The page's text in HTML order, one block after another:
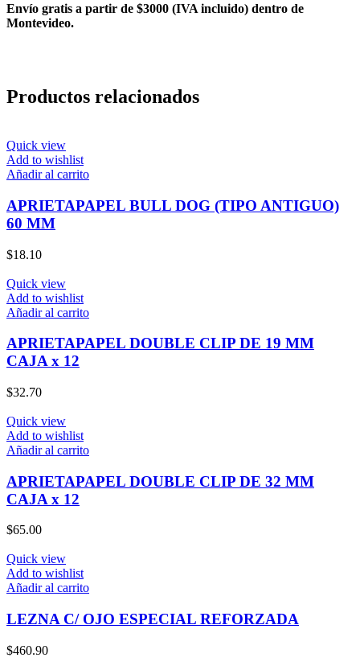
Envío gratis a partir de $3000 (IVA incluido) dentro de
Montevideo.
Productos relacionados
Quick view
Add to wishlist
Añadir al carrito
APRIETAPAPEL BULL DOG (TIPO ANTIGUO)
60 MM
$18.10
Quick view
Add to wishlist
Añadir al carrito
APRIETAPAPEL DOUBLE CLIP DE 19 MM
CAJA x 12
$32.70
Quick view
Add to wishlist
Añadir al carrito
APRIETAPAPEL DOUBLE CLIP DE 32 MM
CAJA x 12
$65.00
Quick view
Add to wishlist
Añadir al carrito
LEZNA C/ OJO ESPECIAL REFORZADA
$460.90